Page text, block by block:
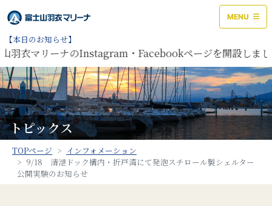
MENU
【本日のお知らせ】
羽衣マリーナのInstagram・Facebookページを開設しまし
トピックス
TOPページ
インフォメーション
9/18 清港ドック構内・折戸湾にて発泡スチロール製シェルター
公開実験のお知らせ